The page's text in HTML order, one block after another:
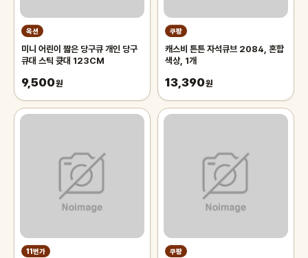
옥션
미니 어린이 짧은 당구큐 개인 당구
큐대 스틱 큣대 123CM
9,500원
쿠팡
캐스비 튼튼 자석큐브 2084, 혼합
색상, 1개
13,390원
11번가 쿠팡